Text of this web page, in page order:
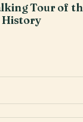
Tour of
History